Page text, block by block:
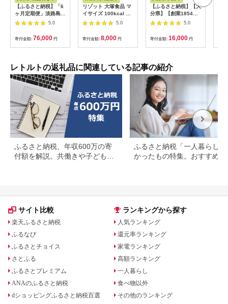
【ふるさと納税】「6
ヶ月定期便」淡路島玉
ねぎハンバーグ
200g×12個（冷凍）
5.0
寄付金額: 76,000 円
リゾット 大塚食品 マ
イサイズ 100kcal チ
ーズリゾットの素 10
個 ゴーダ パルメザン
エダム チェダー コク
深い 濃厚 チキン 白ワ
イン ブラックペッパ
県
5.0
寄付金額: 8,000 円
【ふるさと納税】【大
分県】【創業1854
年】【発祥】おかわり
一番 4袋 佃煮セット
惣菜 国産 煮干し いり
こ 昆布 かつお削りぶ
し ごま 特製たれ 手軽
酒のおつまみ お弁当
保存食 非常食 アウト
ドア K03021
5.0
寄付金額: 16,000 円
レトルトの返礼品に関連している記事の紹介
ふるさと納税、年収600万の寄
付額を解説。共働きや子どもが
ふるさと納税「一人暮らし」
かったもの特集。おすすめ返
サイト比較
楽天ふるさと納税
ふるなび
ふるさとチョイス
さとふる
ふるさとプレミアム
ANAのふるさと納税
dショッピングふるさと納税百選
ランキングから探す
人気ランキング
還元率ランキング
家電ランキング
高額ランキング
一人暮らし
食べ物以外
その他のランキング